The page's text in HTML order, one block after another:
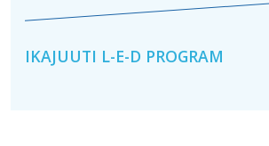
IKAJUUTI L-E-D PROGRAM